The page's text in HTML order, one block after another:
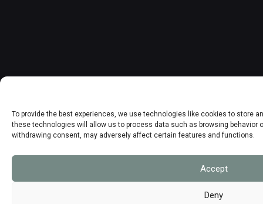
To provide the best experiences, we use technologies like cookies to store
these technologies will allow us to process data such as browsing behavior
withdrawing consent, may adversely affect certain features and functions.
Accept
Deny